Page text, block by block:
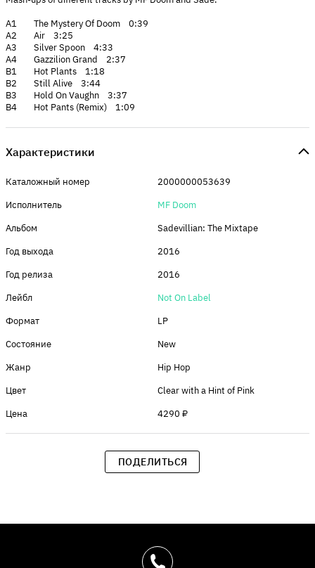
A1 The Mystery Of Doom 0:39
A2 Air 3:25
A3 Silver Spoon 4:33
A4 Gazzilion Grand 2:37
B1 Hot Plants 1:18
B2 Still Alive 3:44
B3 Hold On Vaughn 3:37
B4 Hot Pants (Remix) 1:09
Характеристики
Каталожный номер
2000000053639
Исполнитель
MF Doom
Альбом
Sadevillian: The Mixtape
Год выхода
2016
Год релиза
2016
Лейбл
Not On Label
Формат
LP
Состояние
New
Жанр
Hip Hop
Цвет
Clear with a Hint of Pink
Цена
4290 ₽
ПОДЕЛИТЬСЯ